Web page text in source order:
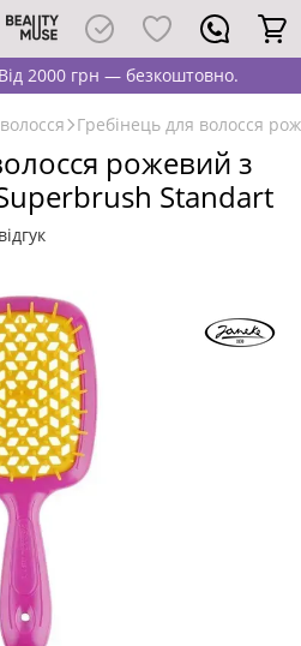
2000 грн — безкоштовно.
Гребінець для волосся
рожевий з
Standart